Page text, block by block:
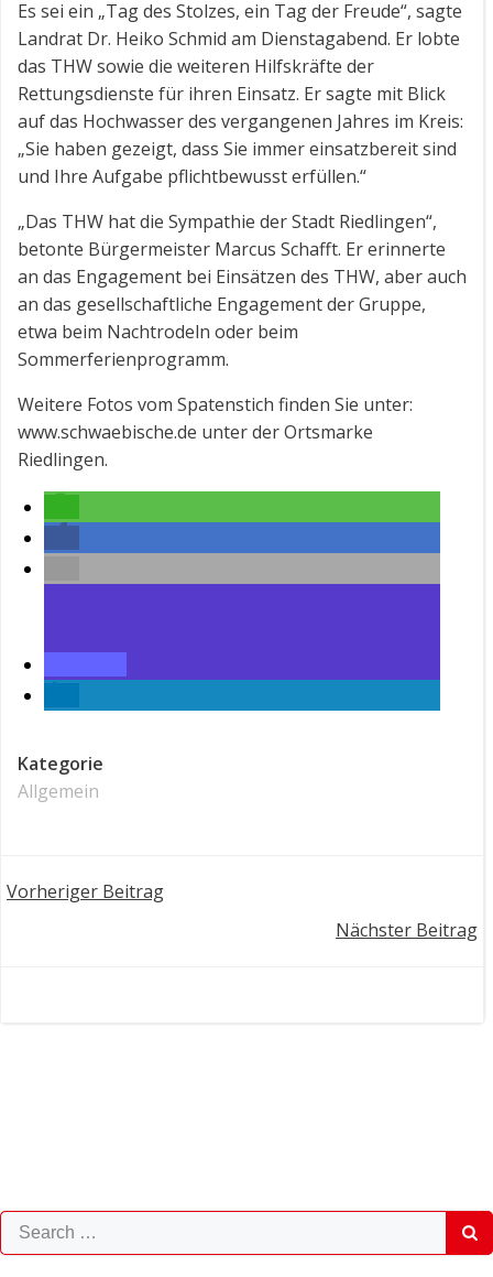
Es sei ein „Tag des Stolzes, ein Tag der Freude“, sagte
Landrat Dr. Heiko Schmid am Dienstagabend. Er lobte
das THW sowie die weiteren Hilfskräfte der
Rettungsdienste für ihren Einsatz. Er sagte mit Blick
auf das Hochwasser des vergangenen Jahres im Kreis:
„Sie haben gezeigt, dass Sie immer einsatzbereit sind
und Ihre Aufgabe pflichtbewusst erfüllen.“
„Das THW hat die Sympathie der Stadt Riedlingen“,
betonte Bürgermeister Marcus Schafft. Er erinnerte
an das Engagement bei Einsätzen des THW, aber auch
an das gesellschaftliche Engagement der Gruppe,
etwa beim Nachtrodeln oder beim
Sommerferienprogramm.
Weitere Fotos vom Spatenstich finden Sie unter:
www.schwaebische.de unter der Ortsmarke
Riedlingen.
Kategorie
Allgemein
Post
Vorheriger Beitrag
Nächster Beitrag
Search
for: